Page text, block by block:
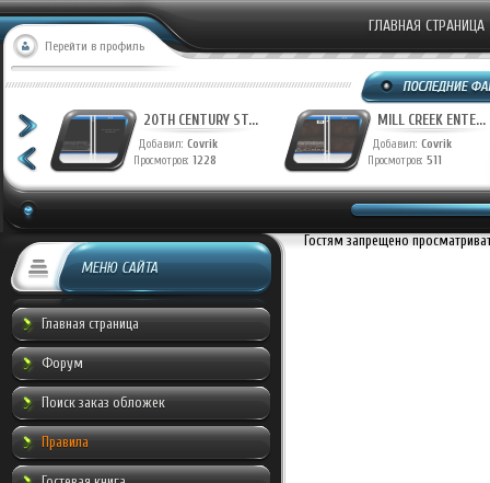
Перейти в профиль
ГЛАВНАЯ СТРАНИЦА
20TH CENTURY ST...
Добавил: Covrik
Просмотров: 1228
MILL CREEK ENTE...
Добавил: Covrik
Просмотров: 511
МЕНЮ САЙТА
Главная страница
Форум
Поиск заказ обложек
Правила
Гостям запрещено